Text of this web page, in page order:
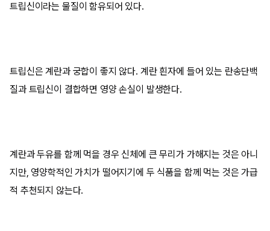
트립신이라는 물질이 함유되어 있다.
트립신은 계란과 궁합이 좋지 않다. 계란 흰자에 들어 있는 란송단백
질과 트립신이 결합하면 영양 손실이 발생한다.
계란과 두유를 함께 먹을 경우 신체에 큰 무리가 가해지는 것은 아니
지만, 영양학적인 가치가 떨어지기에 두 식품을 함께 먹는 것은 가급
적 추천되지 않는다.